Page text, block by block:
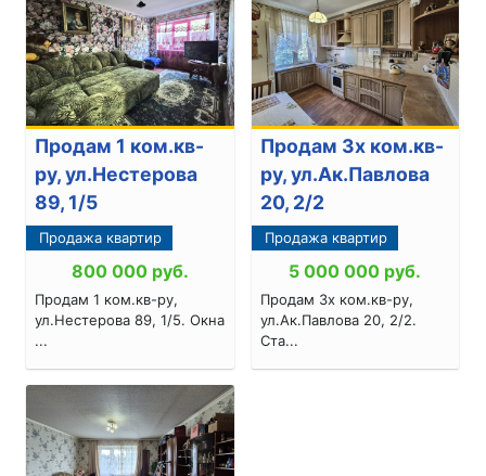
Продам 1 ком.кв-
ру, ул.Нестерова
89, 1/5
Продажа квартир
800 000 руб.
Продам 1 ком.кв-ру,
ул.Нестерова 89, 1/5. Окна
...
Продам 3х ком.кв-
ру, ул.Ак.Павлова
20, 2/2
Продажа квартир
5 000 000 руб.
Продам 3х ком.кв-ру,
ул.Ак.Павлова 20, 2/2.
Ста...